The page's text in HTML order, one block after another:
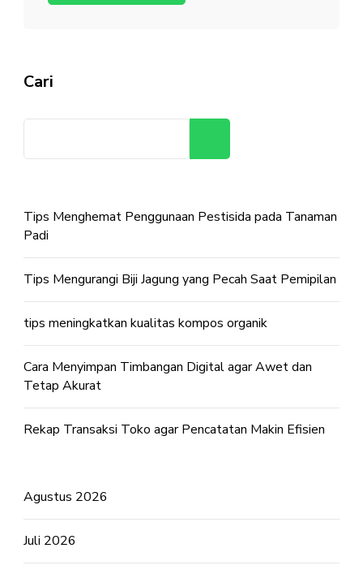
Cari
Tips Menghemat Penggunaan Pestisida pada Tanaman
Padi
Tips Mengurangi Biji Jagung yang Pecah Saat Pemipilan
tips meningkatkan kualitas kompos organik
Cara Menyimpan Timbangan Digital agar Awet dan
Tetap Akurat
Rekap Transaksi Toko agar Pencatatan Makin Efisien
Agustus 2026
Juli 2026